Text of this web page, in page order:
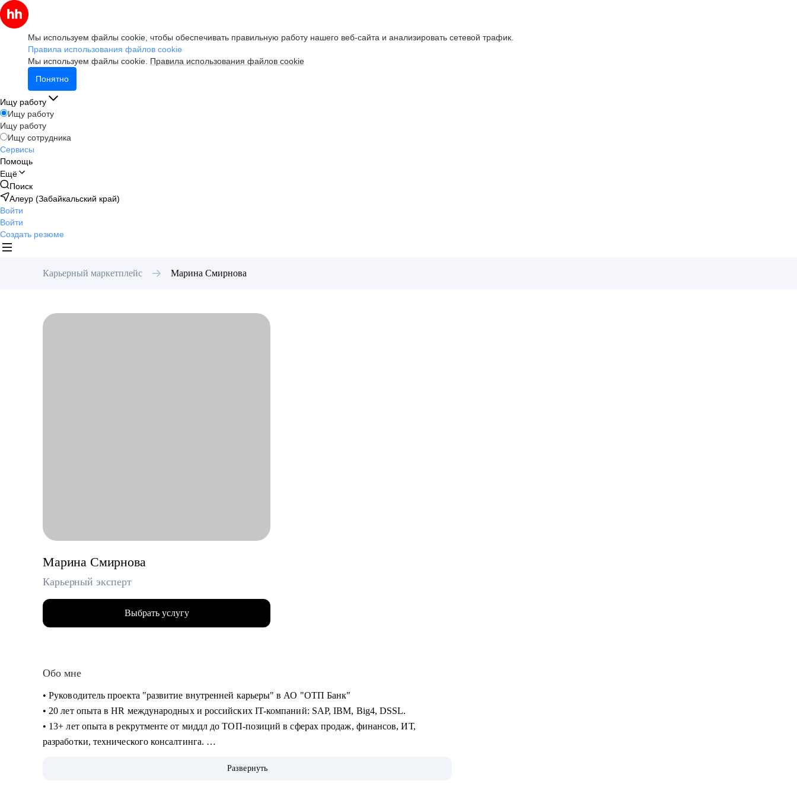
Мы используем файлы cookie, чтобы обеспечивать правильную работу нашего веб-сайта и анализировать сетевой трафик.
Правила использования файлов cookie
Мы используем файлы cookie. Правила использования файлов cookie
Понятно
Ищу работу
Ищу работу
Ищу работу
Ищу сотрудника
Сервисы
Помощь
Ещё
Поиск
Алеур (Забайкальский край)
Войти
Войти
Создать резюме
Карьерный маркетплейс Марина Смирнова
Марина Смирнова
Карьерный эксперт
Выбрать услугу
Обо мне
• Руководитель проекта "развитие внутренней карьеры" в АО "ОТП Банк"
• 20 лет опыта в HR международных и российских IT-компаний: SAP, IBM, Big4, DSSL.
• 13+ лет опыта в рекрутменте от миддл до ТОП-позиций в сферах продаж, финансов, ИТ,
разработки, технического консалтинга.
Развернуть